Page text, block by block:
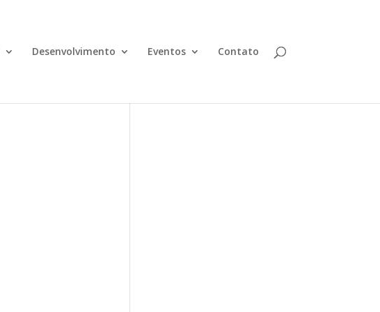
Desenvolvimento Eventos Contato